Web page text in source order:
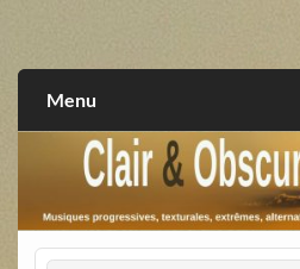
extrêmes, alternatives, texturales
Menu